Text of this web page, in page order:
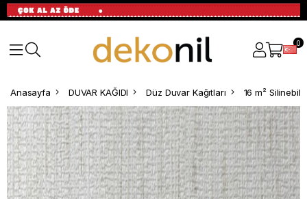
0
Anasayfa DUVAR KAĞIDI Düz Duvar Kağıtları 16 m²